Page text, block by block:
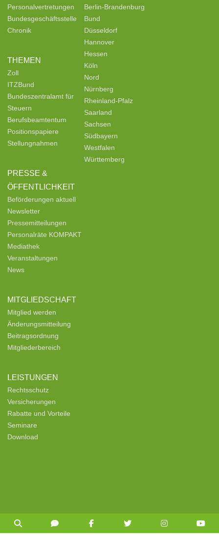
Personalvertretungen
Bundesgeschäftsstelle
Chronik
THEMEN
Zoll
ITZBund
Bundeszentralamt für
Steuern
Berufsbeamtentum
Positionspapiere
Stellungnahmen
PRESSE &
ÖFFENTLICHKEIT
Beförderungen aktuell
Newsletter
Pressemitteilungen
Personalräte KOMPAKT
Mediathek
Veranstaltungen
News
MITGLIEDSCHAFT
Mitglied werden
Änderungsmitteilung
Beitragsordnung
Mitgliederbereich
LEISTUNGEN
Rechtsschutz
Versicherungen
Rabatte und Vorteile
Seminare
Download
Berlin-Brandenburg
Bund
Düsseldorf
Hannover
Hessen
Köln
Nord
Nürnberg
Rheinland-Pfalz
Saarland
Sachsen
Südbayern
Westfalen
Württemberg